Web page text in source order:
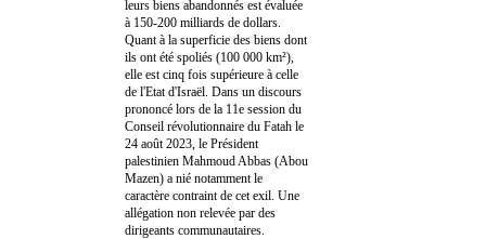
leurs biens abandonnés est évaluée
à 150-200 milliards de dollars.
Quant à la superficie des biens dont
ils ont été spoliés (100 000 km²),
elle est cinq fois supérieure à celle
de l'Etat d'Israël. Dans un discours
prononcé lors de la 11e session du
Conseil révolutionnaire du Fatah le
24 août 2023, le Président
palestinien Mahmoud Abbas (Abou
Mazen) a nié notamment le
caractère contraint de cet exil. Une
allégation non relevée par des
dirigeants communautaires.